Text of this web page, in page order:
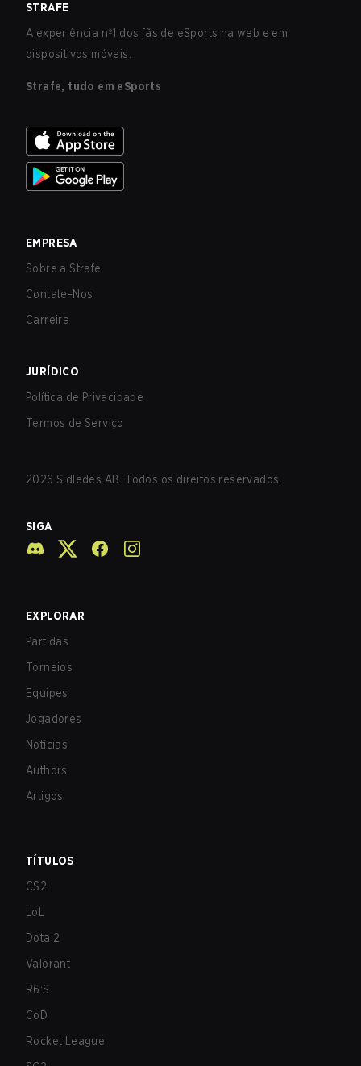
STRAFE
A experiência nº1 dos fãs de eSports na web e em
dispositivos móveis.
Strafe, tudo em eSports
EMPRESA
Sobre a Strafe
Contate-Nos
Carreira
JURÍDICO
Política de Privacidade
Termos de Serviço
2026 Sidledes AB. Todos os direitos reservados.
SIGA
EXPLORAR
Partidas
Torneios
Equipes
Jogadores
Notícias
Authors
Artigos
TÍTULOS
CS2
LoL
Dota 2
Valorant
R6:S
CoD
Rocket League